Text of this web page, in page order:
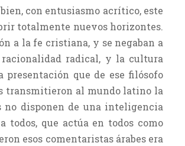
con entusiasmo acrítico, este
totalmente nuevos horizontes.
a la fe cristiana, y se negaban a
radical, y la cultura
que de ese filósofo
transmitieron al mundo latino la
no disponen de una inteligencia
que actúa en todos como
esos comentaristas árabes era